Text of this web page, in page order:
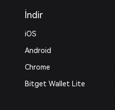
İndir
iOS
Android
Chrome
Bitget Wallet Lite